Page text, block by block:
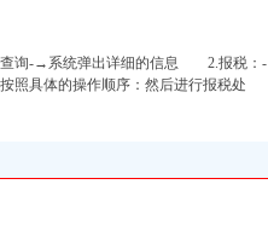
询-→系统弹出详细的信息 2.报税：-
照具体的操作顺序：然后进行报税处